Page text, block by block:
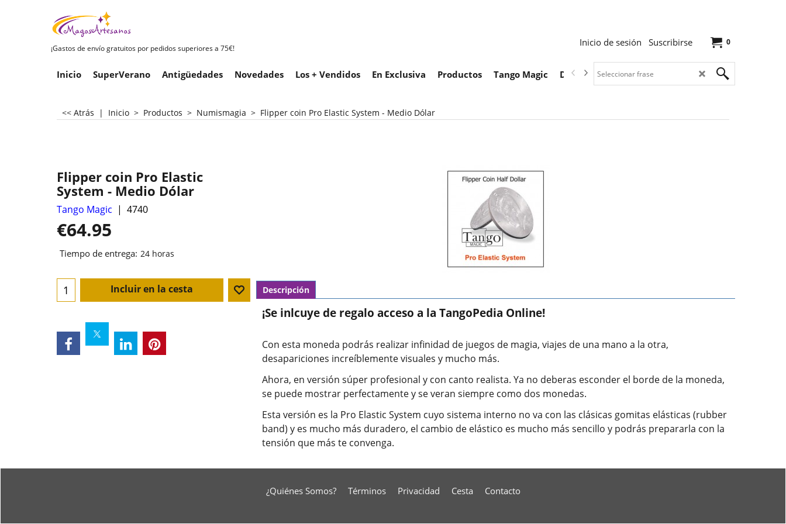
¡Gastos de envío gratuitos por pedidos superiores a 75€!
0
Inicio de sesión Suscribirse
Inicio SuperVerano Antigüedades Novedades Los + Vendidos En Exclusiva Productos Tango Magic Descargas
<< Atrás | Inicio > Productos > Numismagia > Flipper coin Pro Elastic System - Medio Dólar
Flipper coin Pro Elastic
System - Medio Dólar
Tango Magic 4740
€64.95
Tiempo de entrega: 24 horas
Incluir en la cesta Descripción
¡Se inlcuye de regalo acceso a la TangoPedia Online!
Con esta moneda podrás realizar infinidad de juegos de magia, viajes de una mano a la otra,
desapariciones increíblemente visuales y mucho más.
Ahora, en versión súper profesional y con canto realista. Ya no deberas esconder el borde de la moneda,
se puede mostrar perfectamente y se veran siempre como dos monedas.
Esta versión es la Pro Elastic System cuyo sistema interno no va con las clásicas gomitas elásticas (rubber
band) y es mucho más duradero, el cambio de elástico es mucho más sencillo y podrás prepararla con la
tensión que más te convenga.
¿Quiénes Somos? Términos Privacidad Cesta Contacto